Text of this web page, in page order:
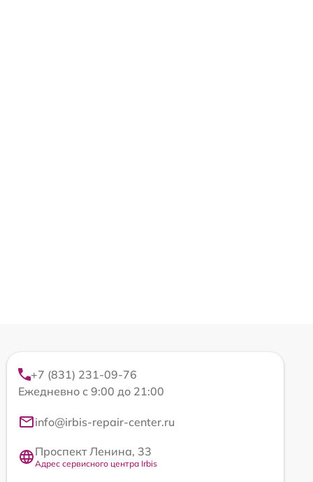
+7 (831) 231-09-76
Ежедневно с 9:00 до 21:00
info@irbis-repair-center.ru
Проспект Ленина, 33
Адрес сервисного центра Irbis